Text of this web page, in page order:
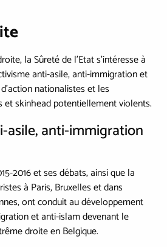
la Sûreté de l'Etat s'intéresse à
anti-asile, anti-immigration et
nationalistes et les
et skinhead potentiellement violents.
asile, anti-immigration
2016 et ses débats, ainsi que la
à Paris, Bruxelles et dans
ont conduit au développement
et anti-islam devenant le
droite en Belgique.